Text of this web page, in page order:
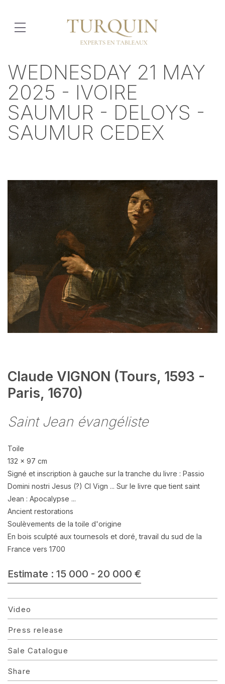
WEDNESDAY 21 MAY
2025 - IVOIRE
SAUMUR - DELOYS -
SAUMUR CEDEX
Claude VIGNON (Tours, 1593 -
Paris, 1670)
Saint Jean évangéliste
Toile
132 x 97 cm
Signé et inscription à gauche sur la tranche du livre : Passio
Domini nostri Jesus (?) Cl Vign ... Sur le livre que tient saint
Jean : Apocalypse ...
Ancient restorations
Soulèvements de la toile d'origine
En bois sculpté aux tournesols et doré, travail du sud de la
France vers 1700
Estimate : 15 000 - 20 000 €
Video
Press release
Sale Catalogue
Share